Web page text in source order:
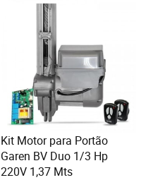
Kit Motor para Portão
Garen BV Duo 1/3 Hp
220V 1,37 Mts